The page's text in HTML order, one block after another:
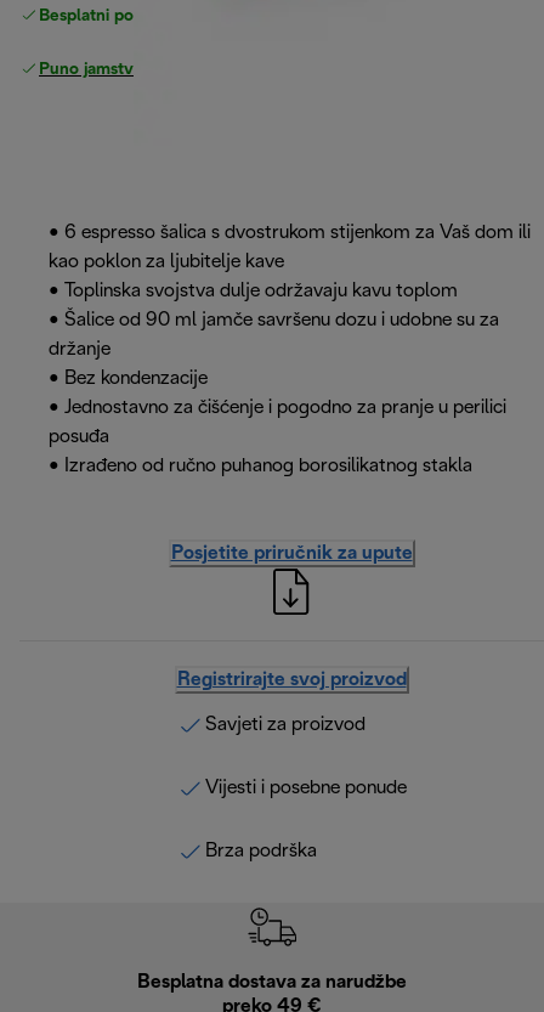
Besplatni povrati
Puno jamstvo proizvođača
• 6 espresso šalica s dvostrukom stijenkom za Vaš dom ili
kao poklon za ljubitelje kave
• Toplinska svojstva dulje održavaju kavu toplom
• Šalice od 90 ml jamče savršenu dozu i udobne su za
držanje
• Bez kondenzacije
• Jednostavno za čišćenje i pogodno za pranje u perilici
posuđa
• Izrađeno od ručno puhanog borosilikatnog stakla
Posjetite priručnik za upute
Registrirajte svoj proizvod
Savjeti za proizvod
Vijesti i posebne ponude
Brza podrška
Besplatna dostava za narudžbe
preko 49 €